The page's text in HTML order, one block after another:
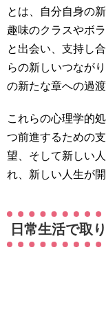
とは、自分自身の
趣味のクラスやボ
と出会い、支持し
らの新しいつなが
の新たな章への過
これらの心理学的
つ前進するための
望、そして新しい
れ、新しい人生が
日常生活で取